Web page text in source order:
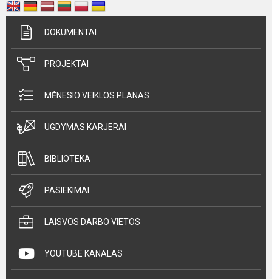
DOKUMENTAI
PROJEKTAI
MĖNESIO VEIKLOS PLANAS
UGDYMAS KARJERAI
BIBLIOTEKA
PASIEKIMAI
LAISVOS DARBO VIETOS
YOUTUBE KANALAS